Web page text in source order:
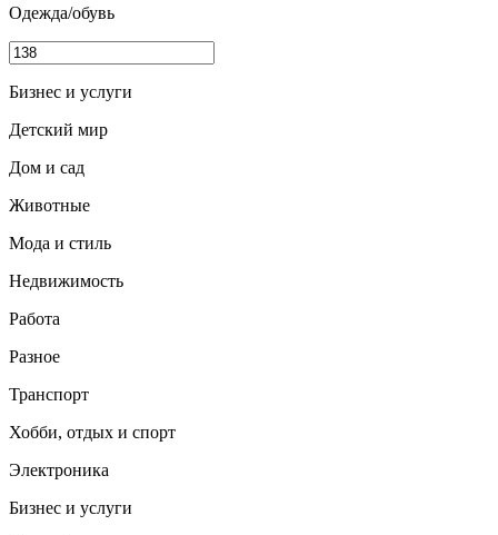
Одежда/обувь
Бизнес и услуги
Детский мир
Дом и сад
Животные
Мода и стиль
Недвижимость
Работа
Разное
Транспорт
Хобби, отдых и спорт
Электроника
Бизнес и услуги